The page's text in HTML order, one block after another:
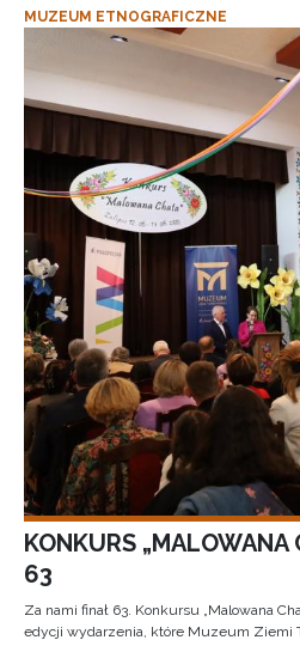
MUZEUM ETNOGRAFICZNE
KONKURS „MALOWANA
63
Za nami finał 63. Konkursu „Malowana
edycji wydarzenia, które Muzeum Ziemi